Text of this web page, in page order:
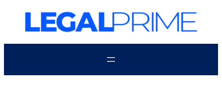
contenu